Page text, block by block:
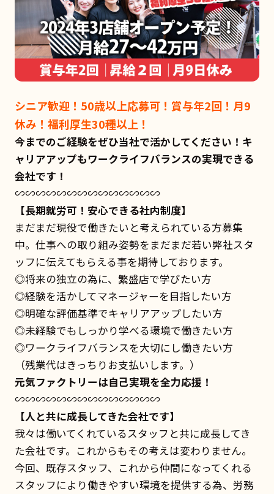
シニア歓迎！50歳以上応募可！賞与年2回！月9
休み！福利厚生30種以上！
今までのご経験をぜひ当社で活かしてください！キ
ャリアアップもワークライフバランスの実現できる
会社です！
∽∽∽∽∽∽∽∽∽∽∽∽∽∽
【長期就労可！安心できる社内制度】
まだまだ現役で働きたいと考えられている方募集
中。仕事への取り組み姿勢をまだまだ若い弊社スタ
ッフに伝えてもらえる事を期待しております。
◎将来の独立の為に、繁盛店で学びたい方
◎経験を活かしてマネージャーを目指したい方
◎明確な評価基準でキャリアアップしたい方
◎未経験でもしっかり学べる環境で働きたい方
◎ワークライフバランスを大切にし働きたい方
（残業代はきっちりお支払いします。）
元気ファクトリーは自己実現を全力応援！
∽∽∽∽∽∽∽∽∽∽∽∽∽∽
【人と共に成長してきた会社です】
我々は働いてくれているスタッフと共に成長してき
た会社です。これからもその考えは変わりません。
今回、既存スタッフ、これから仲間になってくれる
スタッフにより働きやすい環境を提供する為、労務